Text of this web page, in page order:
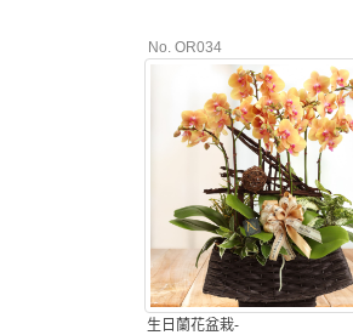
No. OR034
生日蘭花盆栽-